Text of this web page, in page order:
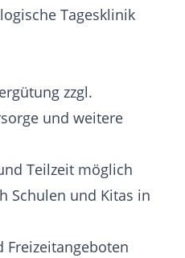
Tagesklinik
zzgl.
und weitere
Teilzeit möglich
Schulen und Kitas in
Freizeitangeboten